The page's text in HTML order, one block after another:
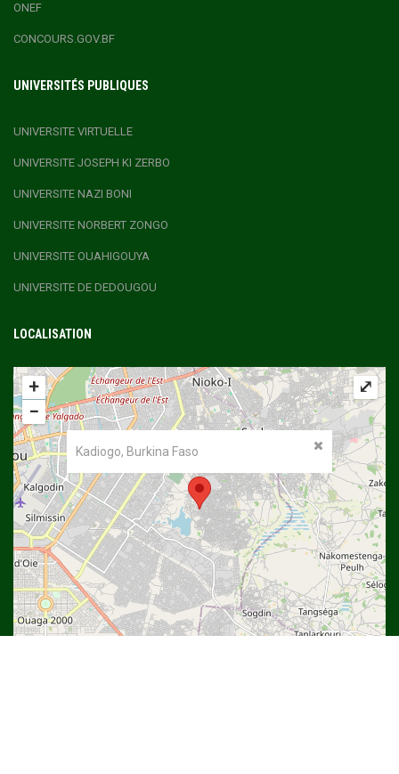
ONEF
CONCOURS.GOV.BF
UNIVERSITÉS PUBLIQUES
UNIVERSITE VIRTUELLE
UNIVERSITE JOSEPH KI ZERBO
UNIVERSITE NAZI BONI
UNIVERSITE NORBERT ZONGO
UNIVERSITE OUAHIGOUYA
UNIVERSITE DE DEDOUGOU
LOCALISATION
Kadiogo, Burkina Faso
+
−
⤢